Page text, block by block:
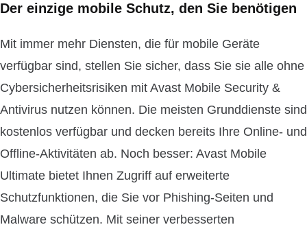
Der einzige mobile Schutz, den Sie benötigen
Mit immer mehr Diensten, die für mobile Geräte
verfügbar sind, stellen Sie sicher, dass Sie sie alle ohne
Cybersicherheitsrisiken mit Avast Mobile Security &
Antivirus nutzen können. Die meisten Grunddienste sind
kostenlos verfügbar und decken bereits Ihre Online- und
Offline-Aktivitäten ab. Noch besser: Avast Mobile
Ultimate bietet Ihnen Zugriff auf erweiterte
Schutzfunktionen, die Sie vor Phishing-Seiten und
Malware schützen. Mit seiner verbesserten